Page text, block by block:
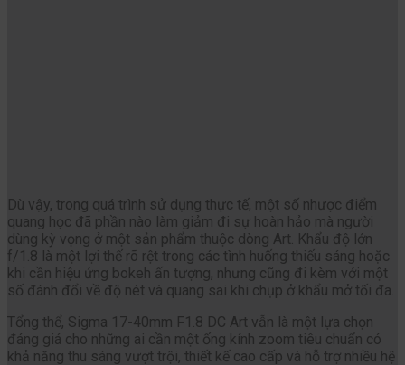
Dù vậy, trong quá trình sử dụng thực tế, một số nhược điểm
quang học đã phần nào làm giảm đi sự hoàn hảo mà người
dùng kỳ vọng ở một sản phẩm thuộc dòng Art. Khẩu độ lớn
f/1.8 là một lợi thế rõ rệt trong các tình huống thiếu sáng hoặc
khi cần hiệu ứng bokeh ấn tượng, nhưng cũng đi kèm với một
số đánh đổi về độ nét và quang sai khi chụp ở khẩu mở tối đa.
Tổng thể, Sigma 17-40mm F1.8 DC Art vẫn là một lựa chọn
đáng giá cho những ai cần một ống kính zoom tiêu chuẩn có
khả năng thu sáng vượt trội, thiết kế cao cấp và hỗ trợ nhiều hệ